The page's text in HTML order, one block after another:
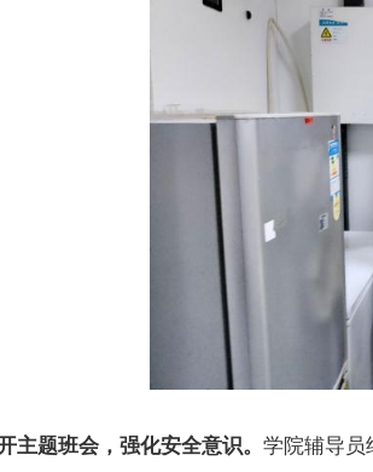
主题班会，强化安全意识。学院辅导员